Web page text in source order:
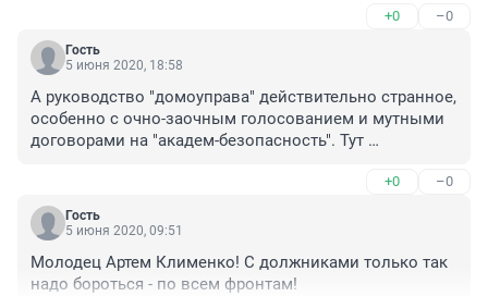
коммунального хозяйства Российской Федерации
Дополнительная услуга «охрана» и
коммунальным услугам. Согласно жилищному и
гражданскому кодексам, не относящиеся к ЖКУ,
оплачиваются лицами, заключившими договоры с
третьим лицам, в том числе и на основании решения
общего собрания собственников. Таким образом,
необходимо личное согласие собственника на
включение в платёжный документ за ЖКУ
дополнительной услуги (охрана, консьерж,
+0 –0
Гость
5 июня 2020, 18:58
А руководство "домоуправа" действительно странное,
особенно с очно-заочным голосованием и мутными
договорами на "академ-безопасность". Тут
+0 –0
Гость
5 июня 2020, 09:51
Молодец Артем Клименко! С должниками только так
надо бороться - по всем фронтам!